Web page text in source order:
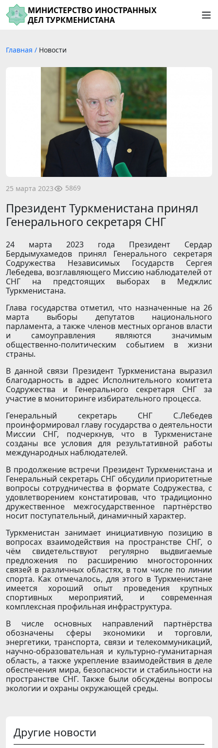
МИНИСТЕРСТВО ИНОСТРАННЫХ
ДЕЛ ТУРКМЕНИСТАНА
Главная / Новости
25 марта 2023 5869
Президент Туркменистана принял
Генерального секретаря СНГ
24 марта 2023 года Президент Сердар
Бердымухамедов принял Генерального секретаря
Содружества Независимых Государств Сергея
Лебедева, возглавляющего Миссию наблюдателей от
СНГ на предстоящих выборах в Меджлис
Туркменистана.
Глава государства отметил, что назначенные на 26
марта выборы депутатов национального
парламента, а также членов местных органов власти
и самоуправления являются значимым
общественно-политическим событием в жизни
страны.
В данной связи Президент Туркменистана выразил
благодарность в адрес Исполнительного комитета
Содружества и Генерального секретаря СНГ за
участие в мониторинге избирательного процесса.
Генеральный секретарь СНГ С.Лебедев
проинформировал главу государства о деятельности
Миссии СНГ, подчеркнув, что в Туркменистане
созданы все условия для результативной работы
международных наблюдателей.
В продолжение встречи Президент Туркменистана и
Генеральный секретарь СНГ обсудили приоритетные
вопросы сотрудничества в формате Содружества, с
удовлетворением констатировав, что традиционно
дружественное межгосударственное партнёрство
носит поступательный, динамичный характер.
Туркменистан занимает инициативную позицию в
вопросах взаимодействия на пространстве СНГ, о
чём свидетельствуют регулярно выдвигаемые
предложения по расширению многосторонних
связей в различных областях, в том числе по линии
спорта. Как отмечалось, для этого в Туркменистане
имеется хороший опыт проведения крупных
спортивных мероприятий, и современная
комплексная профильная инфраструктура.
В числе основных направлений партнёрства
обозначены сферы экономики и торговли,
энергетики, транспорта, связи и телекоммуникаций,
научно-образовательная и культурно-гуманитарная
область, а также укрепление взаимодействия в деле
обеспечения мира, безопасности и стабильности на
пространстве СНГ. Также были обсуждены вопросы
экологии и охраны окружающей среды.
Другие новости